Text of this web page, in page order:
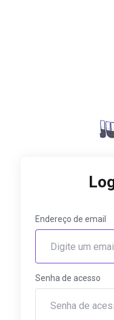
Endereço de email
Senha de acesso